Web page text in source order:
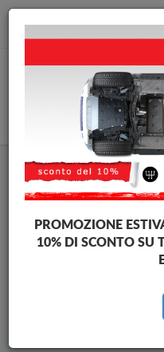
Piastra paramotore di acciaio
Piastra paramotore di
Brands
PROMOZIONE
10% DI SCONTO SU